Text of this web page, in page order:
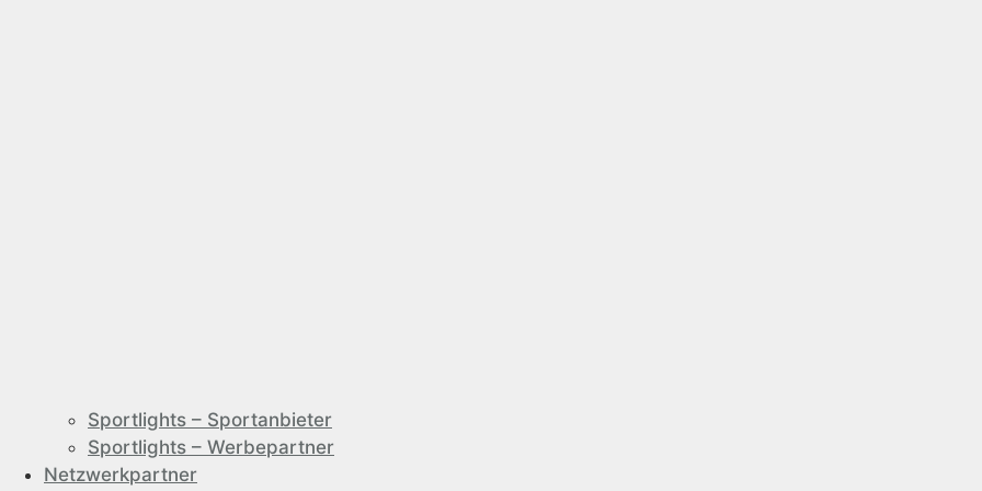
Sportlights – Sportanbieter
Sportlights – Werbepartner
Netzwerkpartner